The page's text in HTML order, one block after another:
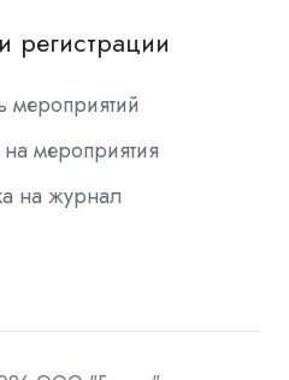
регистрации
мероприятий
на мероприятия
на журнал